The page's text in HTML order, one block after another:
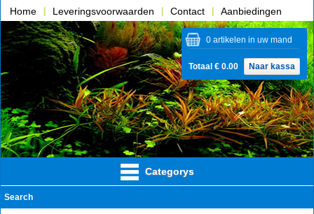
Home Leveringsvoorwaarden Contact
Aanbiedingen
Over ons
Categorys
Search
0 artikelen in uw mand
Totaal € 0.00 Naar kassa